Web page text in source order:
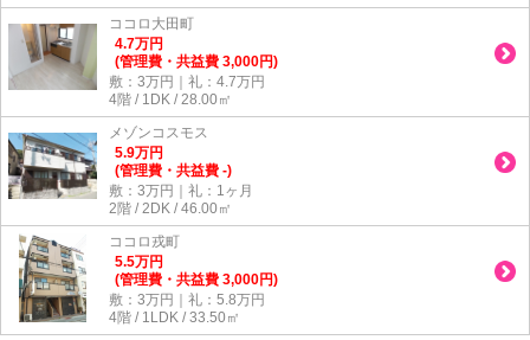
ココロ大田町
4.7万円
(管理費・共益費 3,000円)
敷：3万円｜礼：4.7万円
4階 / 1DK / 28.00㎡
メゾンコスモス
5.9万円
(管理費・共益費 -)
敷：3万円｜礼：1ヶ月
2階 / 2DK / 46.00㎡
ココロ戎町
5.5万円
(管理費・共益費 3,000円)
敷：3万円｜礼：5.8万円
4階 / 1LDK / 33.50㎡